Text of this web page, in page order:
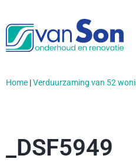
Home |Verduurzaming van 52
_DSF5949